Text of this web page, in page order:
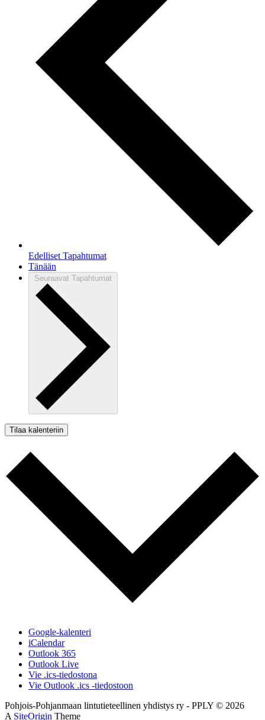
Edelliset Tapahtumat
Tänään
Seuraavat Tapahtumat
Tilaa kalenteriin
Google-kalenteri
iCalendar
Outlook 365
Outlook Live
Vie .ics-tiedostona
Vie Outlook .ics -tiedostoon
Pohjois-Pohjanmaan lintutieteellinen yhdistys ry - PPLY © 2026
A SiteOrigin Theme